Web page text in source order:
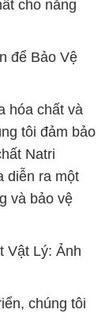
cho năng
để Bảo Vệ
hóa chất và
tôi đảm bảo
Natri
diễn ra một
và bảo vệ
Vật Lý: Ảnh
chúng tôi